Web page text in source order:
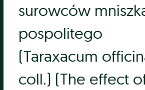
surowców
pospolitego
(Taraxacum
coll.) (The effect